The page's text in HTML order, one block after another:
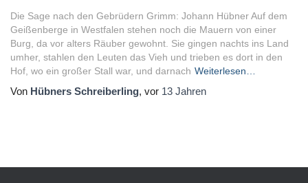
Die Sage nach den Gebrüdern Grimm: Johann Hübner Auf dem
Geißenberge in Westfalen stehen noch die Mauern von einer
Burg, da vor alters Räuber gewohnt. Sie gingen nachts ins Land
umher, stahlen den Leuten das Vieh und trieben es dort in den
Hof, wo ein großer Stall war, und darnach Weiterlesen…
Von Hübners Schreiberling, vor 13 Jahren